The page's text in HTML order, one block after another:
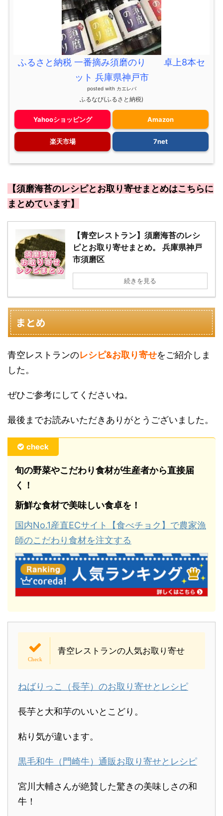
ふるさと納税 一番摘み須磨のり 卓上8本セ
ット 兵庫県神戸市
posted with カエレバ
ふるなび(ふるさと納税)
Yahooショッピング Amazon
楽天市場 7net
【須磨海苔のレシピとお取り寄せまとめはこちらに
まとめています】
【青空レストラン】須磨海苔のレシ
ピとお取り寄せまとめ。 兵庫県神戸
市須磨区
続きを見る
まとめ
青空レストランのレシピ&お取り寄せをご紹介しま
した。
ぜひご参考にしてくださいね。
最後までお読みいただきありがとうございました。
check
旬の野菜やこだわり食材が生産者から直接届
く！
新鮮な食材で美味しい食卓を！
国内No.1産直ECサイト【食べチョク】で農家漁
師のこだわり食材を注文する
青空レストランの人気お取り寄せ
ねばりっこ（長芋）のお取り寄せとレシピ
長芋と大和芋のいいとこどり。
粘り気が違います。
黒毛和牛（門崎牛）通販お取り寄せとレシピ
宮川大輔さんが絶賛した驚きの美味しさの和
牛！